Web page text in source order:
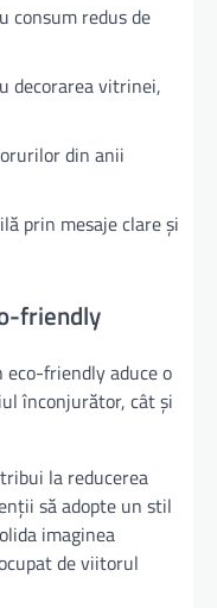
consum redus de
decorarea vitrinei,
din anii
prin mesaje clare și
friendly
eco-friendly aduce o
înconjurător, cât și
la reducerea
să adopte un stil
imaginea
de viitorul